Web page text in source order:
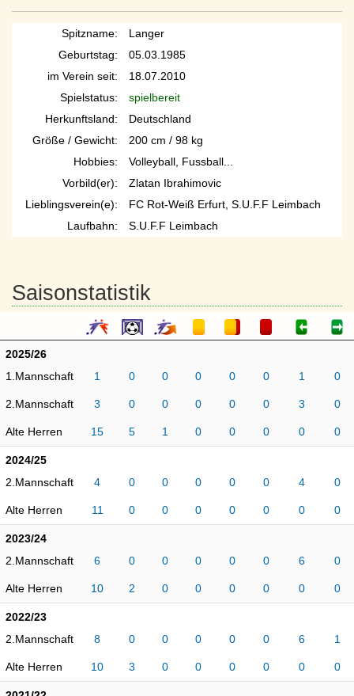
Spitzname:
Langer
Geburtstag:
05.03.1985
im Verein seit:
18.07.2010
Spielstatus:
spielbereit
Herkunftsland:
Deutschland
Größe / Gewicht:
200 cm / 98 kg
Hobbies:
Volleyball, Fussball...
Vorbild(er):
Zlatan Ibrahimovic
Lieblingsverein(e):
FC Rot-Weiß Erfurt, S.U.F.F Leimbach
Laufbahn:
S.U.F.F Leimbach
Saisonstatistik
2025/26
1.Mannschaft
1 0 0 0 0 0 1 0
2.Mannschaft 3 0 0 0 0 0 3 0
Alte Herren 15 5 1 0 0 0 0 0
2024/25
2.Mannschaft
4 0 0 0 0 0 4 0
Alte Herren 11 0 0 0 0 0 0 0
2023/24
2.Mannschaft
6 0 0 0 0 0 6 0
Alte Herren 10 2 0 0 0 0 0 0
2022/23
2.Mannschaft
8 0 0 0 0 0 6 1
Alte Herren 10 3 0 0 0 0 0 0